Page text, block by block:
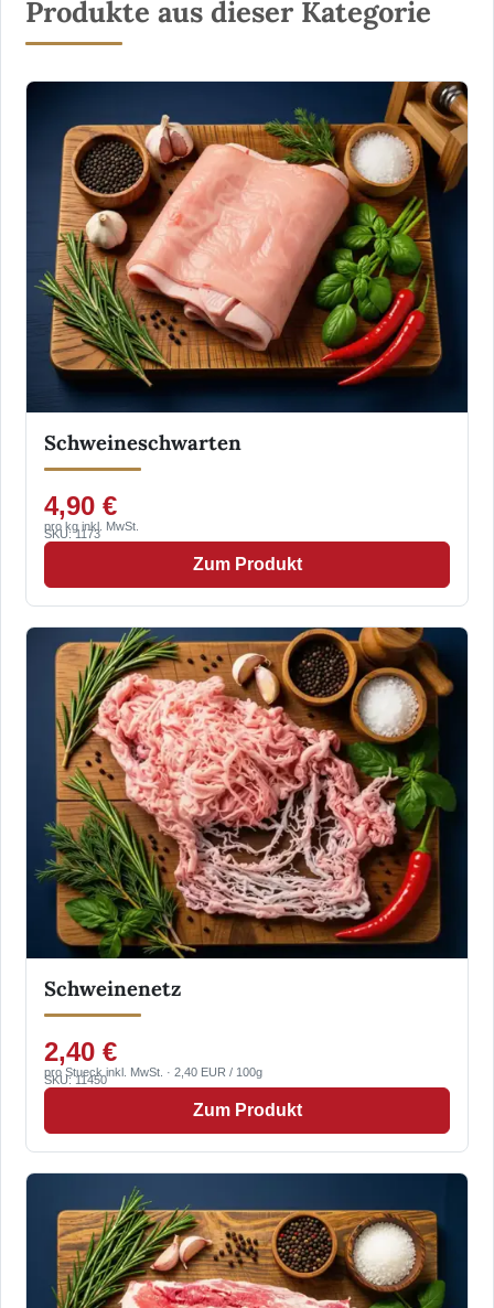
Produkte aus dieser Kategorie
Schweineschwarten
4,90 €
pro kg inkl. MwSt.
SKU: 1173
Zum Produkt
Schweinenetz
2,40 €
pro Stueck inkl. MwSt. · 2,40 EUR / 100g
SKU: 11450
Zum Produkt